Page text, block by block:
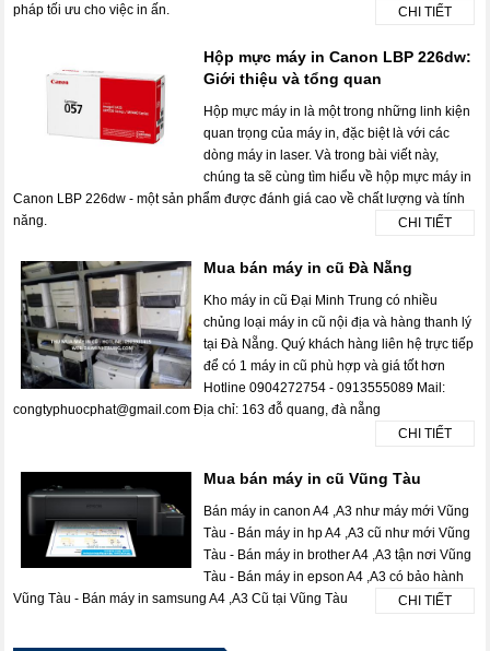
pháp tối ưu cho việc in ấn.
CHI TIẾT
Hộp mực máy in Canon LBP 226dw:
Giới thiệu và tổng quan
Hộp mực máy in là một trong những linh kiện
quan trọng của máy in, đặc biệt là với các
dòng máy in laser. Và trong bài viết này,
chúng ta sẽ cùng tìm hiểu về hộp mực máy in
Canon LBP 226dw - một sản phẩm được đánh giá cao về chất lượng và tính
năng.
CHI TIẾT
Mua bán máy in cũ Đà Nẵng
Kho máy in cũ Đại Minh Trung có nhiều
chủng loại máy in cũ nội địa và hàng thanh lý
tại Đà Nẵng. Quý khách hàng liên hệ trực tiếp
để có 1 máy in cũ phù hợp và giá tốt hơn
Hotline 0904272754 - 0913555089 Mail:
congtyphuocphat@gmail.com Địa chỉ: 163 đỗ quang, đà nẵng
CHI TIẾT
Mua bán máy in cũ Vũng Tàu
Bán máy in canon A4 ,A3 như máy mới Vũng
Tàu - Bán máy in hp A4 ,A3 cũ như mới Vũng
Tàu - Bán máy in brother A4 ,A3 tận nơi Vũng
Tàu - Bán máy in epson A4 ,A3 có bảo hành
Vũng Tàu - Bán máy in samsung A4 ,A3 Cũ tại Vũng Tàu
CHI TIẾT